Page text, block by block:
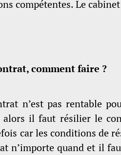
compétentes. Le
comment faire ?
n’est pas rentable
alors il faut résilier le
car les conditions de
n’importe quand et il